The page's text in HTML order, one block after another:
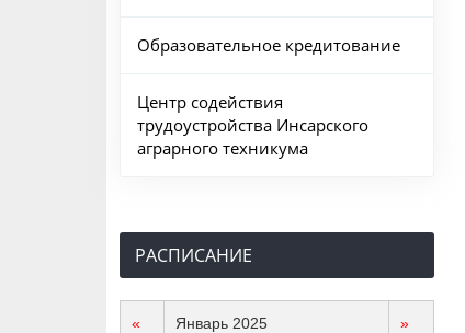
Образовательное кредитование
Центр содействия
трудоустройства Инсарского
аграрного техникума
РАСПИСАНИЕ
« Январь 2025 »